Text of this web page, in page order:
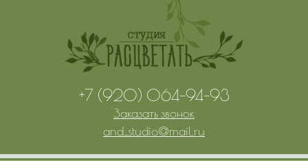
+7 (920) 064-94-93
Заказать звонок
and_studio@mail.ru